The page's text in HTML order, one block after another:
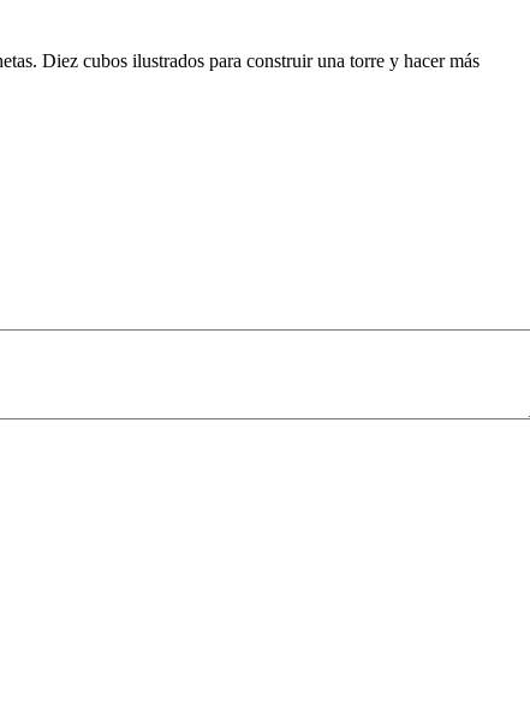
Diez cubos ilustrados para construir una torre y hacer más